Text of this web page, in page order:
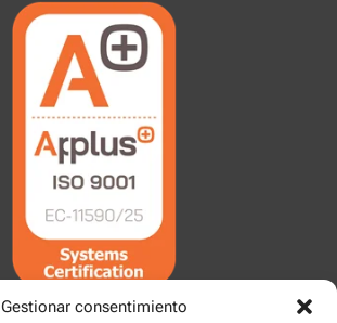
Gestionar consentimiento